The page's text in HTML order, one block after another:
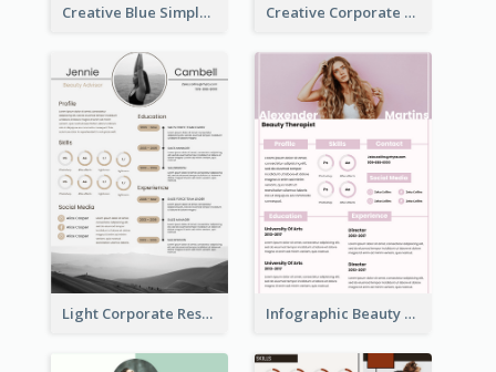
Creative Blue Simple Resume Creative Corporate Teal Resume
Light Corporate Resume Infographic Beauty Consultant Resume